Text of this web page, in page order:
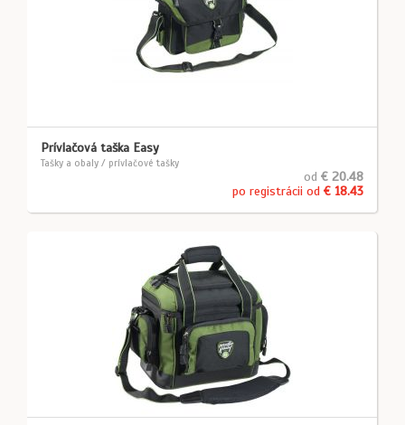
Prívlačová taška Easy
Tašky a obaly / prívlačové tašky
od € 20.48
po registrácii od € 18.43